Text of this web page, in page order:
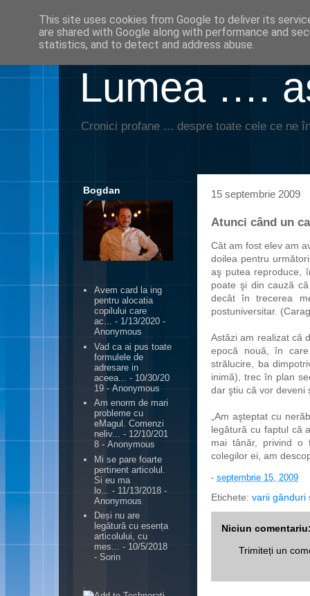
Lumea ….
Cronici profane ... despre toate cele ce ne
15 septembrie 2009
Atunci când un
Cât am fost elev am
doilea pentru
aş putea reproduce,
poate şi din cauză
decât în trecerea
postuniversitar.
Astăzi am realizat că
epocă nouă, în
strălucire, ba
inimă), trec în plan
dar ştiu că vor deveni
„Am aşteptat cu
legătură cu faptul că
mai tânăr, privind o
colegilor ei, am
- septembrie 15, 2009
Etichete: varii gânduri
Niciun
Trimiteți un
Bogdan
Avem card la ing
pentru alocatia
copilului care
ac... - 1/13/2020 -
Anonymous
Vad ca ai pus toate
formulele de
adresare in
aceea...
- 10/30/20
19 - Anonymous
Am enorm de mari
probleme cu
eMagul. Comenzi
neliv... - 12/10/201
8 - Anonymous
Mi se pare foarte
pertinent articolul.
Si eu ma
lo...
- 11/13/2018 -
Anonymous
Deși nu are
legătură cu esența
articolului, cu
mes... - 10/5/2018
- Sorin
This site uses cookies from Google to deliver its
are shared with Google along with performance and
statistics, and to detect and address abuse.